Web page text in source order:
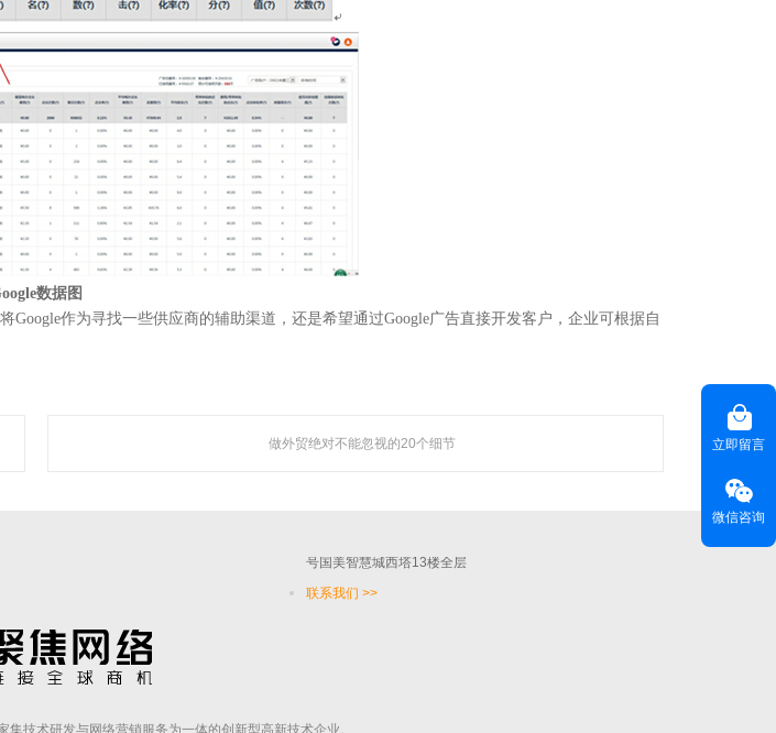
数据图
Google作为寻找一些供应商的辅助渠道，还是希望通过Google广告直接开发客户，企业可根据自
做外贸绝对不能忽视的20个细节
焦网络
人工智能自然语言处理、机器学习、数据挖掘 等技术领域，
效果好、功能强大、高性价比的特点，成为了越来越 多企业的首选。
咨询热线(HOT LINE) ：020-22818315
号国美智慧城西塔13楼全层
联系我们 >>
技术研发与网络营销服务为一体的创新型高新技术企业。
立即留言
微信咨询